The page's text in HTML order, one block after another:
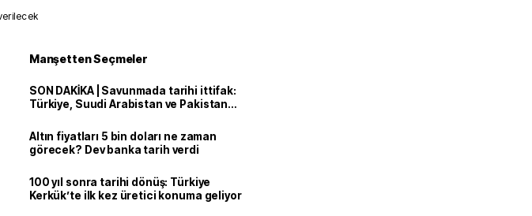
Manşetten Seçmeler
SON DAKİKA | Savunmada tarihi ittifak:
Türkiye, Suudi Arabistan ve Pakistan
Altın fiyatları 5 bin doları ne zaman
görecek? Dev banka tarih verdi
100 yıl sonra tarihi dönüş: Türkiye
Kerkük’te ilk kez üretici konuma geliyor